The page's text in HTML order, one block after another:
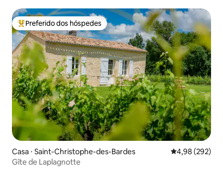
Entre os melhores preferidos dos hóspedes
Preferido dos hóspedes
Casa ⋅ Saint-Christophe-des-Bardes 4,98 de uma
4,98 (292)
Gîte de Laplagnotte